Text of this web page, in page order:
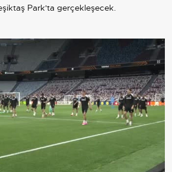
Park'ta gerçekleşecek.